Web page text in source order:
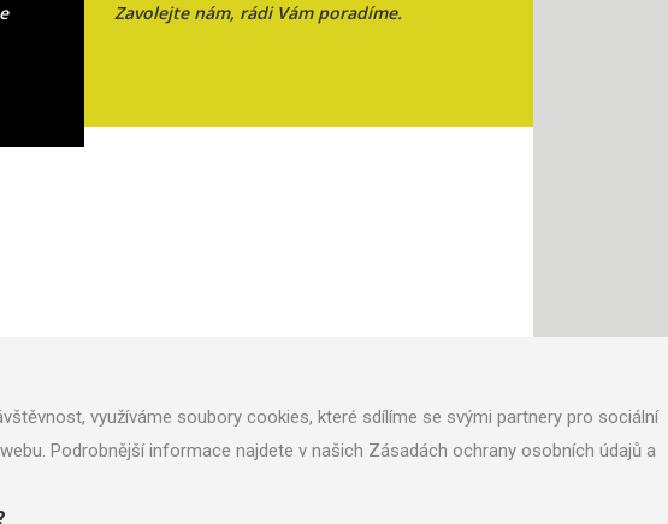
Zavolejte nám, rádi Vám poradíme.
využíváme soubory cookies, které sdílíme se svými partnery pro sociální
Podrobnější informace najdete v našich Zásadách ochrany osobních údajů a